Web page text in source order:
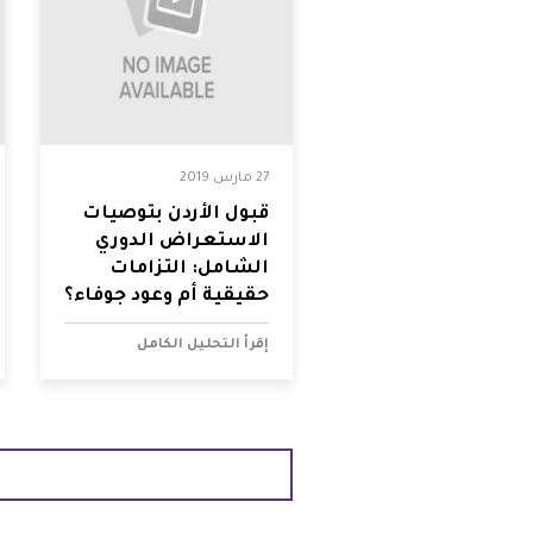
27 مارس 2019
قبول الأردن بتوصيات
الاستعراض الدوري
الشامل: التزامات
حقيقية أم وعود جوفاء؟
إقرأ التحليل الكامل